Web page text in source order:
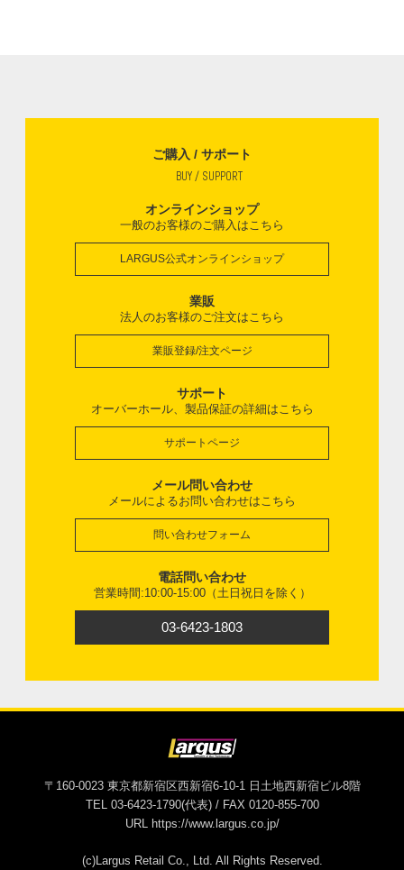
ご購入 / サポート
BUY / SUPPORT
オンラインショップ
一般のお客様のご購入はこちら
LARGUS公式オンラインショップ
業販
法人のお客様のご注文はこちら
業販登録/注文ページ
サポート
オーバーホール、製品保証の詳細はこちら
サポートページ
メール問い合わせ
メールによるお問い合わせはこちら
問い合わせフォーム
電話問い合わせ
営業時間:10:00-15:00（土日祝日を除く）
03-6423-1803
〒160-0023 東京都新宿区西新宿6-10-1 日土地西新宿ビル8階
TEL 03-6423-1790(代表) / FAX 0120-855-700
URL https://www.largus.co.jp/
(c)Largus Retail Co., Ltd. All Rights Reserved.